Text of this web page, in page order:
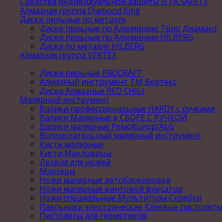
Алмазная группа Diamond King
Диски пильные по металлу
Диски пильные по Алюминию Трио Диамант
Диски пильные по Алюминию HILBERG
Диски по металлу HILBERG
Алмазная группа VERTEX
Диски пильные PROCRAFT
Алмазный инструмент ТМ Вертекс
Диски Алмазные RED CHILI
Малярный инструмент
Валики профессиональные HARDY с ручками
Валики Малярные в СБОРЕ С РУЧКОЙ
Валики малярные РемоКолор/ALG
Вспомогательный малярный инструмент
Кисти малярные
Кисти,Макловицы
Лезвия для ножей
Миксеры
Ножи малярные автоблокировка
Ножи малярные винтовой фиксатор
Ножи специальные Мультитулы Скребки
Паяльники электрические Клеевые
Пистолеты для герметиков